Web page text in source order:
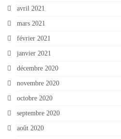
avril 2021
mars 2021
février 2021
janvier 2021
décembre 2020
novembre 2020
octobre 2020
septembre 2020
août 2020